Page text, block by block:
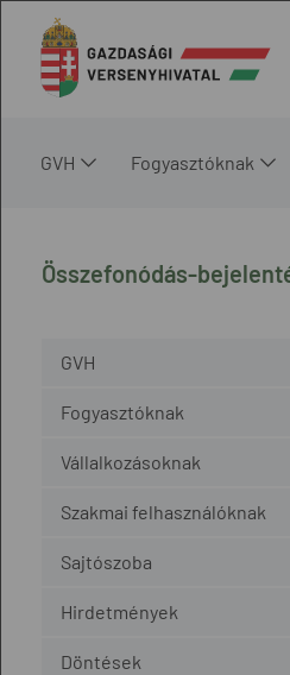
GVH Fogyasztóknak
Összefonódás-
GVH
Fogyasztóknak
Vállalkozásoknak
Szakmai felhasználóknak
Sajtószoba
Hirdetmények
Döntések